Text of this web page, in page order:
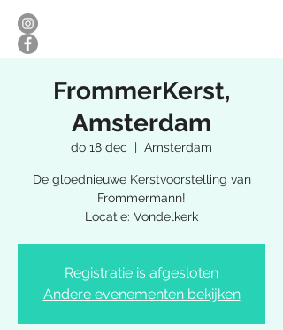
FrommerKerst,
Amsterdam
do 18 dec
  |
Amsterdam
De gloednieuwe Kerstvoorstelling van
Frommermann!
Locatie: Vondelkerk
Registratie is afgesloten
Andere evenementen bekijken